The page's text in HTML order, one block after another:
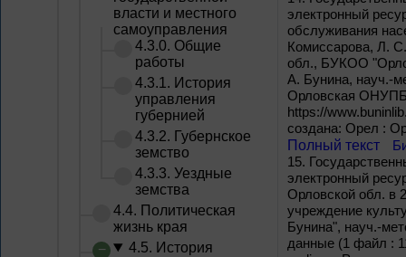
власти и местного
самоуправления
4.3.0. Общие
работы
4.3.1. История
управления
губернией
4.3.2. Губернское
земство
4.3.3. Уездные
земства
4.4. Политическая
жизнь края
4.5. История
электронный
обслуживания
Комиссарова, Л.
обл., БУКОО
А. Бунина, науч.-
Орловская ОНУПБ
https://
создана: Орел :
Полный текст
15.
электронный
Орловской обл. в
учреждение
Бунина", науч.-
данные (1 файл :